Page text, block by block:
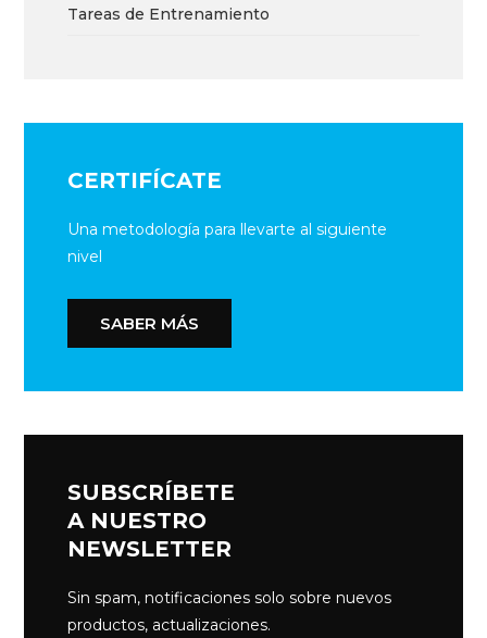
Tareas de Entrenamiento
CERTIFÍCATE
Una metodología para llevarte al siguiente
nivel
SABER MÁS
SUBSCRÍBETE
A NUESTRO
NEWSLETTER
Sin spam, notificaciones solo sobre nuevos
productos, actualizaciones.